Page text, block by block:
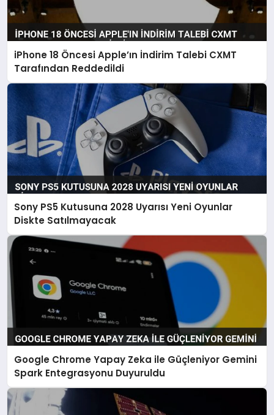
iPhone 18 Öncesi Apple’ın İndirim Talebi CXMT
Tarafından Reddedildi
Sony PS5 Kutusuna 2028 Uyarısı Yeni Oyunlar
Diskte Satılmayacak
Google Chrome Yapay Zeka ile Güçleniyor Gemini
Spark Entegrasyonu Duyuruldu